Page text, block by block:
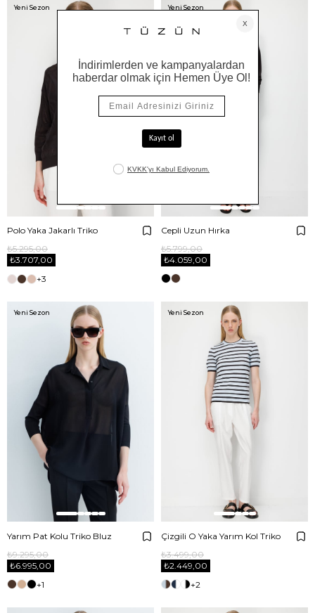
Polo Yaka Jakarlı Triko
₺3.707,00
₺5.295,00
+3
Yeni Sezon
Cepli Uzun Hırka
₺4.059,00
₺5.799,00
Yeni Sezon
Yarım Pat Kolu Triko Bluz
₺6.995,00
₺9.295,00
+1
Yeni Sezon
Çizgili O Yaka Yarım Kol Triko
₺2.449,00
₺3.499,00
+2
Yeni Sezon